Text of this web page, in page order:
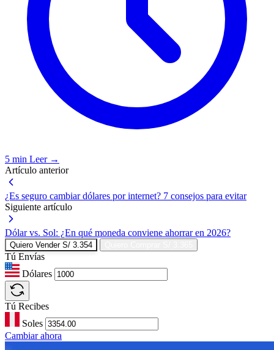
5 min Leer →
Artículo anterior
¿Es seguro cambiar dólares por internet? 7 consejos para evitar
Siguiente artículo
Dólar vs. Sol: ¿En qué moneda conviene ahorrar en 2026?
Quiero Vender S/ 3.354
Tú Envías
Dólares
Tú Recibes
Soles
Cambiar ahora